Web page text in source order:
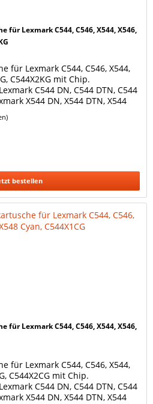
für Lexmark C544, C546, X544, X546,
für Lexmark C544, C546, X544,
C544X2KG mit Chip.
C544 DN, C544 DTN, C544
X544 DN, X544 DTN, X544
C544 N, C546 DTN Ersetzt
/ C544X2KG Farbe: black
bestellen
für Lexmark C544, C546, X544, X546,
für Lexmark C544, C546, X544,
C544X2CG mit Chip.
C544 DN, C544 DTN, C544
X544 DN, X544 DTN, X544